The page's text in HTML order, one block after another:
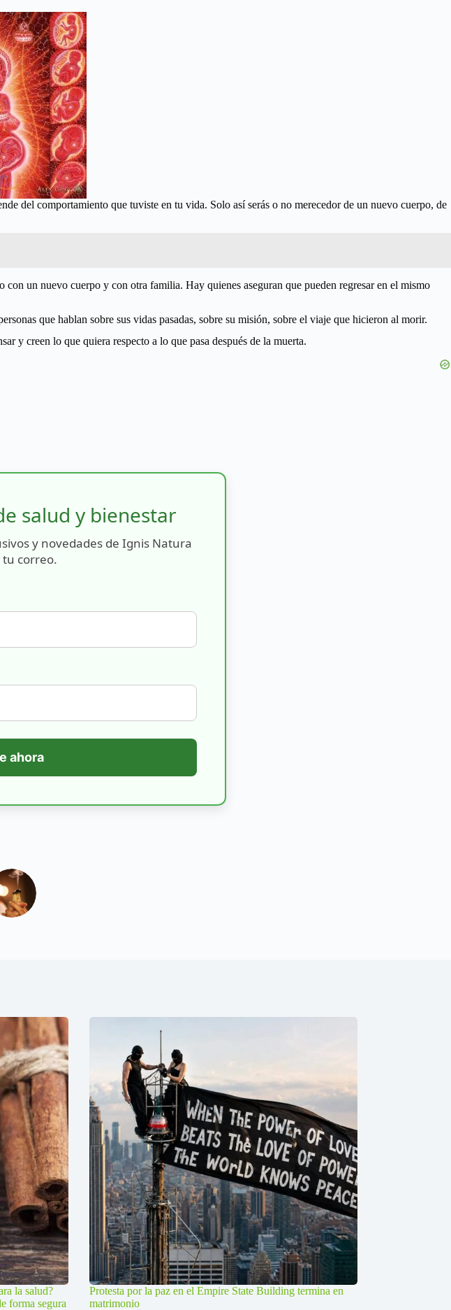
del comportamiento que tuviste en tu vida. Solo así serás o no merecedor de un nuevo cuerpo, de
un nuevo cuerpo y con otra familia. Hay quienes aseguran que pueden regresar en el mismo
que hablan sobre sus vidas pasadas, sobre su misión, sobre el viaje que hicieron al morir.
y creen lo que quiera respecto a lo que pasa después de la muerta.
salud y bienestar
y novedades de Ignis Natura
correo.
ahora
la salud?
forma segura
Protesta por la paz en el Empire State Building termina en
matrimonio